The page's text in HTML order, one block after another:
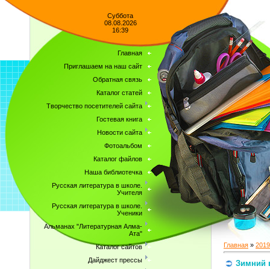
Суббота
08.08.2026
16:39
Главная
Приглашаем на наш сайт
Обратная связь
Каталог статей
Творчество посетителей сайта
Гостевая книга
Новости сайта
Фотоальбом
Каталог файлов
Наша библиотечка
Русская литература в школе.
Учителя
Русская литература в школе.
Ученики
Альманах "Литературная Алма-
Ата"
Каталог сайтов
Дайджест прессы
Главная » 2019
Зимний